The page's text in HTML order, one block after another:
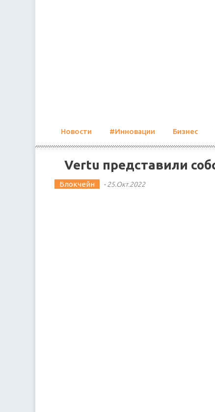
Новости #Инновации Бизнес
Vertu представили
Блокчейн -25.Окт.2022